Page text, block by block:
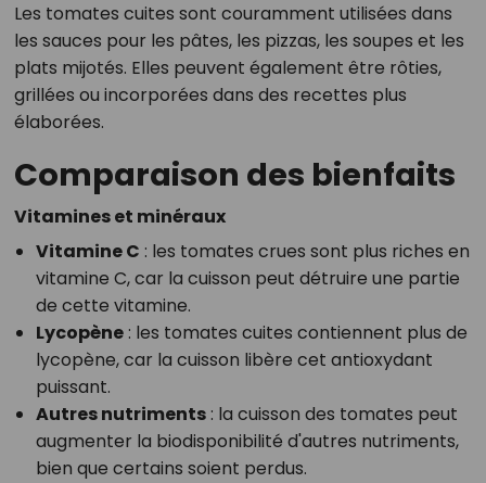
Les tomates cuites sont couramment utilisées dans
les sauces pour les pâtes, les pizzas, les soupes et les
plats mijotés. Elles peuvent également être rôties,
grillées ou incorporées dans des recettes plus
élaborées.
Comparaison des bienfaits
Vitamines et minéraux
Vitamine C : les tomates crues sont plus riches en
vitamine C, car la cuisson peut détruire une partie
de cette vitamine.
Lycopène: les tomates cuites contiennent plus de
lycopène, car la cuisson libère cet antioxydant
puissant.
Autres nutriments: la cuisson des tomates peut
augmenter la biodisponibilité d'autres nutriments,
bien que certains soient perdus.